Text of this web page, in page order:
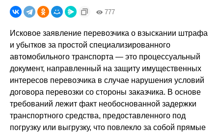
777
Исковое заявление перевозчика о взыскании штрафа
и убытков за простой специализированного
автомобильного транспорта — это процессуальный
документ, направленный на защиту имущественных
интересов перевозчика в случае нарушения условий
договора перевозки со стороны заказчика. В основе
требований лежит факт необоснованной задержки
транспортного средства, предоставленного под
погрузку или выгрузку, что повлекло за собой прямые